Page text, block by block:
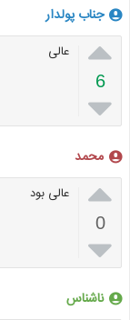
جناب پولدار

6

عالی
محمد

0

عالی بود
ناشناس